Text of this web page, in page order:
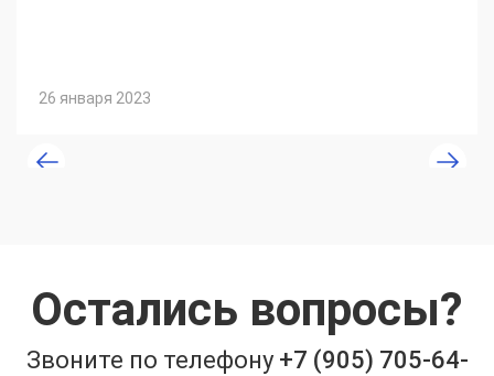
26 января 2023
Остались вопросы?
Звоните по телефону +7 (905) 705-64-